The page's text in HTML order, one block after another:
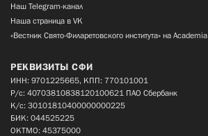
Наш Telegram-канал
Наша страница в VK
«Вестник Свято-Филаретовского института» на Academia
РЕКВИЗИТЫ СФИ
ИНН: 9701225665, КПП: 770101001
Р/с: 40703810838120100621 ПАО Сбербанк
К/с: 30101810400000000225
БИК: 044525225
ОКТМО: 45375000